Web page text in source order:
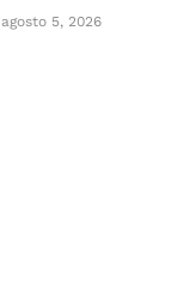
agosto 5, 2026